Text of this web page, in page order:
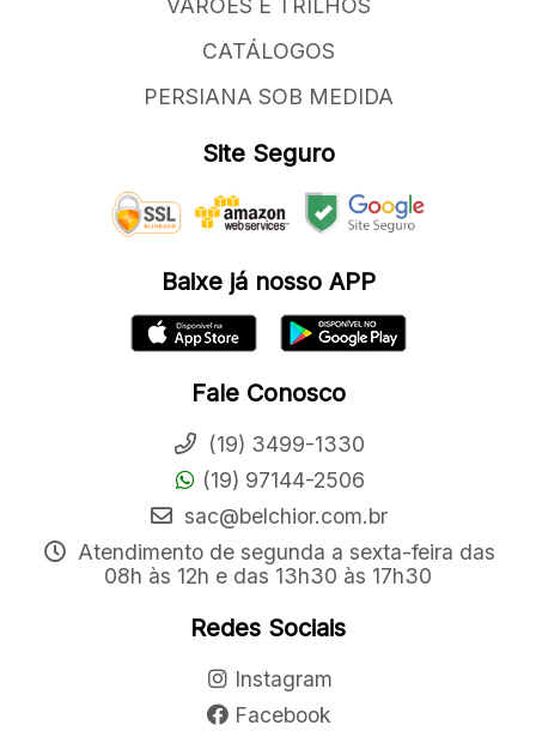
VAROES E TRILHOS
CATÁLOGOS
PERSIANA SOB MEDIDA
Site Seguro
Baixe já nosso APP
Fale Conosco
(19) 3499-1330
(19) 97144-2506
sac@belchior.com.br
Atendimento de segunda a sexta-feira das
08h às 12h e das 13h30 às 17h30
Redes Sociais
Instagram
Facebook